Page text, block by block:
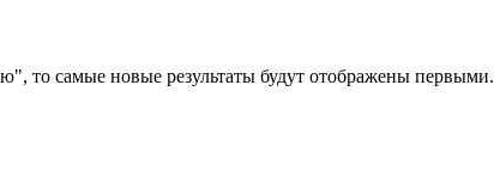
то самые новые результаты будут отображены первыми.